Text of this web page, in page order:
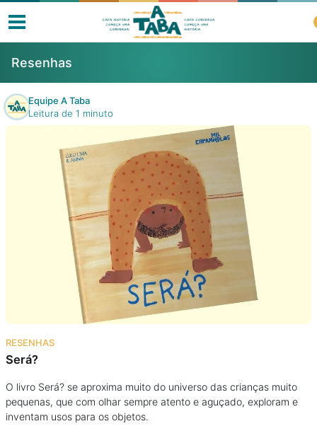
Livros
Resenhas
Clube de Leitores
Na escola
Na família
Colunas
Resenhas
Equipe A Taba
Leitura de 1 minuto
RESENHAS
Será?
O livro Será? se aproxima muito do universo das crianças muito
pequenas, que com olhar sempre atento e aguçado, exploram e
inventam usos para os objetos.